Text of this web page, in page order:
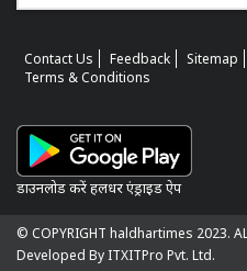
Contact Us Feedback Sitemap
Terms & Conditions
डाउनलोड करें हलधर एंड्राइड ऐप
© COPYRIGHT haldhartimes 2023.
Developed By ITXITPro Pvt. Ltd.